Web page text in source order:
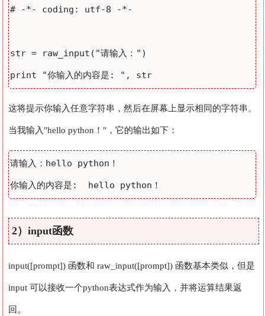
# -*- coding: utf-8 -*-
str = raw_input("请输入：")
这将提示你输入任意字符串，然后在屏幕上显示相同的字符串。
当我输入"hello python！"，它的输出如下：
请输入：hello python！
2）input函数
input([prompt]) 函数和 raw_input([prompt]) 函数基本类似，但是
input 可以接收一个python表达式作为输入，并将运算结果返
回。